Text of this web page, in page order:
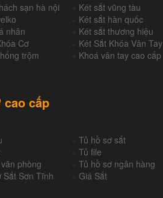
sạn hà nội Két sắt vũng tàu
Két sắt hàn quốc
nhân Két sắt thương hiệu
Cơ Két Sắt Khóa Vân Tay
trộm Khoá vân tay cao cấp
cao cấp
+Tủ hồ sơ sắt
+Tủ file
phòng +Tủ hồ sơ ngân hàng
Sắt Sơn Tĩnh
+Giá Sắt